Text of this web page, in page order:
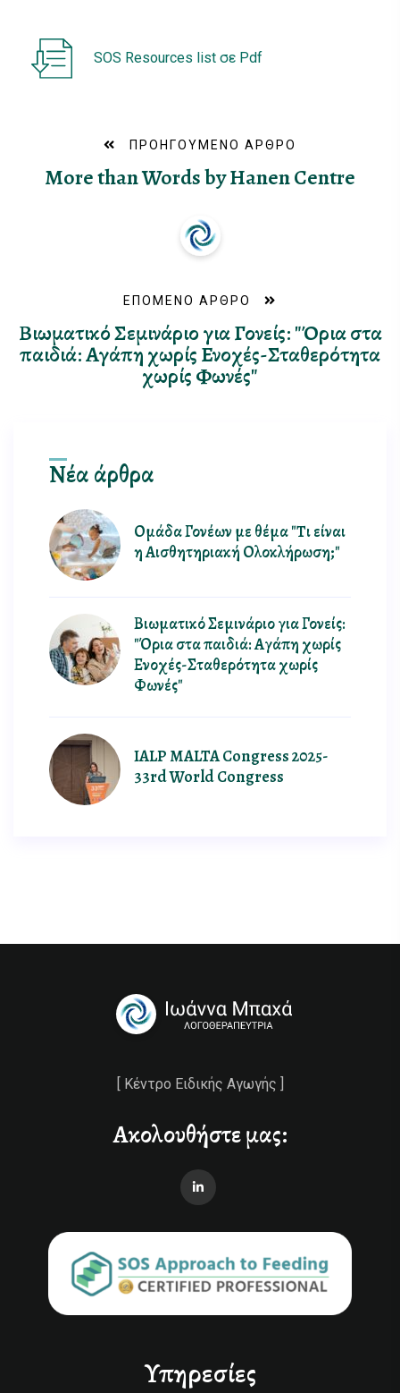
SOS Resources list σε Pdf
ΠΡΟΗΓΟΥΜΕΝΟ ΑΡΘΡΟ
More than Words by Hanen Centre
ΕΠΟΜΕΝΟ ΑΡΘΡΟ
Βιωματικό Σεμινάριο για Γονείς: "Όρια στα
παιδιά: Αγάπη χωρίς Ενοχές-Σταθερότητα
χωρίς Φωνές"
νέα άρθρα
Ομάδα Γονέων με θέμα "Tι είναι
η Αισθητηριακή Ολοκλήρωση;"
Βιωματικό Σεμινάριο για Γονείς:
"Όρια στα παιδιά: Αγάπη χωρίς
Ενοχές-Σταθερότητα χωρίς
Φωνές"
IALP MALTA Congress 2025-
33rd World Congress
[ Κέντρο Ειδικής Αγωγής ]
Ακολουθήστε μας:
Υπηρεσίες